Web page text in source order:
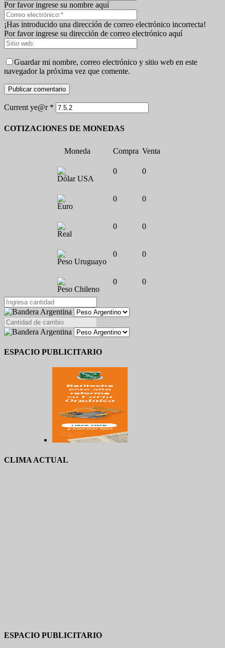
Por favor ingrese su nombre aquí
¡Has introducido una dirección de correo electrónico incorrecta!
Por favor ingrese su dirección de correo electrónico aquí
Guardar mi nombre, correo electrónico y sitio web en este
navegador la próxima vez que comente.
Current ye@r *
COTIZACIONES DE MONEDAS
Moneda Compra Venta
Dólar USA
0 0
Euro
0 0
Real
0 0
Peso Uruguayo
0 0
Peso Chileno
0 0
ESPACIO PUBLICITARIO
CLIMA ACTUAL
ESPACIO PUBLICITARIO